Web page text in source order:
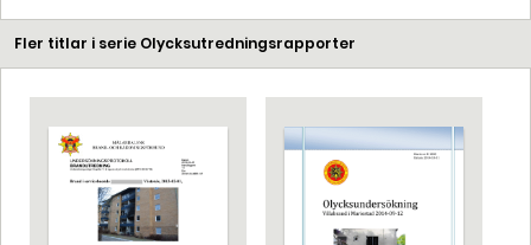
Fler titlar i serie Olycksutredningsrapporter